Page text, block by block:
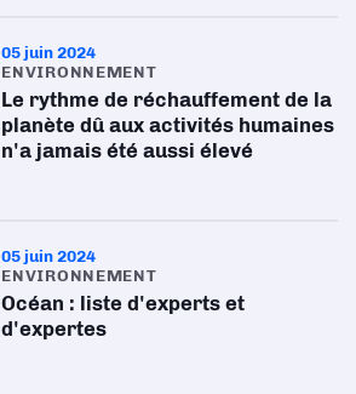
05 juin 2024
ENVIRONNEMENT
Le rythme de réchauffement de la
planète dû aux activités humaines
n'a jamais été aussi élevé
05 juin 2024
ENVIRONNEMENT
Océan : liste d'experts et
d'expertes